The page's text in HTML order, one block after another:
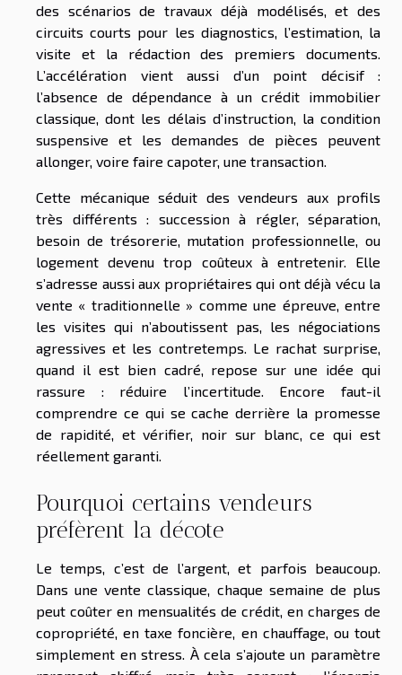
des scénarios de travaux déjà modélisés, et des
circuits courts pour les diagnostics, l’estimation, la
visite et la rédaction des premiers documents.
L’accélération vient aussi d’un point décisif :
l’absence de dépendance à un crédit immobilier
classique, dont les délais d’instruction, la condition
suspensive et les demandes de pièces peuvent
allonger, voire faire capoter, une transaction.
Cette mécanique séduit des vendeurs aux profils
très différents : succession à régler, séparation,
besoin de trésorerie, mutation professionnelle, ou
logement devenu trop coûteux à entretenir. Elle
s’adresse aussi aux propriétaires qui ont déjà vécu la
vente « traditionnelle » comme une épreuve, entre
les visites qui n’aboutissent pas, les négociations
agressives et les contretemps. Le rachat surprise,
quand il est bien cadré, repose sur une idée qui
rassure : réduire l’incertitude. Encore faut-il
comprendre ce qui se cache derrière la promesse
de rapidité, et vérifier, noir sur blanc, ce qui est
réellement garanti.
Pourquoi certains vendeurs
préfèrent la décote
Le temps, c’est de l’argent, et parfois beaucoup.
Dans une vente classique, chaque semaine de plus
peut coûter en mensualités de crédit, en charges de
copropriété, en taxe foncière, en chauffage, ou tout
simplement en stress. À cela s’ajoute un paramètre